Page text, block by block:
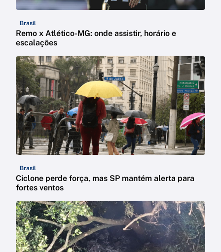
Brasil
Remo x Atlético-MG: onde assistir, horário e
escalações
Brasil
Ciclone perde força, mas SP mantém alerta para
fortes ventos